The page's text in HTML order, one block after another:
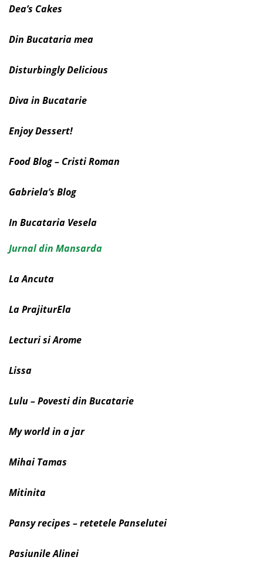
Dea’s Cakes
Din Bucataria mea
Disturbingly Delicious
Diva in Bucatarie
Enjoy Dessert!
Food Blog – Cristi Roman
Gabriela’s Blog
In Bucataria Vesela
Jurnal din Mansarda
La Ancuta
La PrajiturEla
Lecturi si Arome
Lissa
Lulu – Povesti din Bucatarie
My world in a jar
Mihai Tamas
Mitinita
Pansy recipes – retetele Panselutei
Pasiunile Alinei